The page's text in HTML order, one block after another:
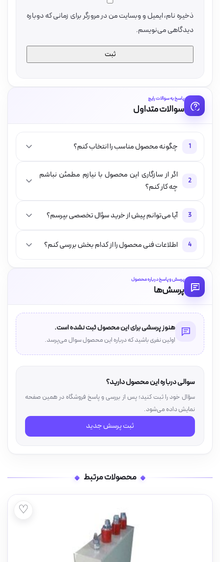
ذخیره نام، ایمیل و وبسایت من در مرورگر برای زمانی که دوباره
دیدگاهی می‌نویسم.
پاسخ به سوالات رایج
سوالات متداول
1 چگونه محصول مناسب را انتخاب کنم؟
2
اگر از سازگاری این محصول با نیازم مطمئن نباشم
چه کار کنم؟
3 آیا می‌توانم پیش از خرید سؤال تخصصی بپرسم؟
4 اطلاعات فنی محصول را از کدام بخش بررسی کنم؟
پرسش و پاسخ درباره محصول
پرسش‌ها
هنوز پرسشی برای این محصول ثبت نشده است.
اولین نفری باشید که درباره این محصول سوال می‌پرسد.
سوالی درباره این محصول دارید؟
سؤال خود را ثبت کنید؛ پس از بررسی و پاسخ فروشگاه در همین صفحه
نمایش داده می‌شود.
ثبت پرسش جدید
محصولات مرتبط
♡